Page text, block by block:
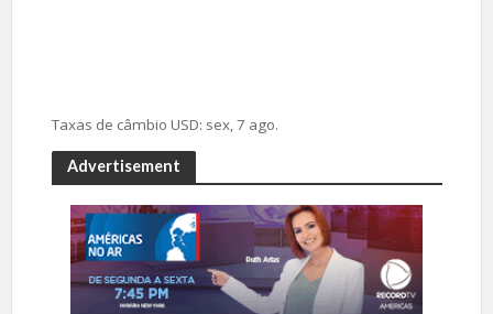
Taxas de câmbio USD: sex, 7 ago.
Advertisement